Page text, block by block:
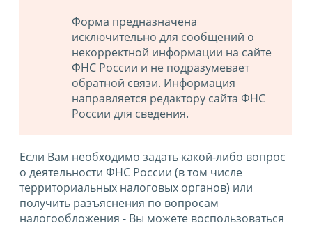
Форма предназначена
исключительно для сообщений о
некорректной информации на сайте
ФНС России и не подразумевает
обратной связи. Информация
направляется редактору сайта ФНС
России для сведения.
Если Вам необходимо задать какой-либо вопрос
о деятельности ФНС России (в том числе
территориальных налоговых органов) или
получить разъяснения по вопросам
налогообложения - Вы можете воспользоваться